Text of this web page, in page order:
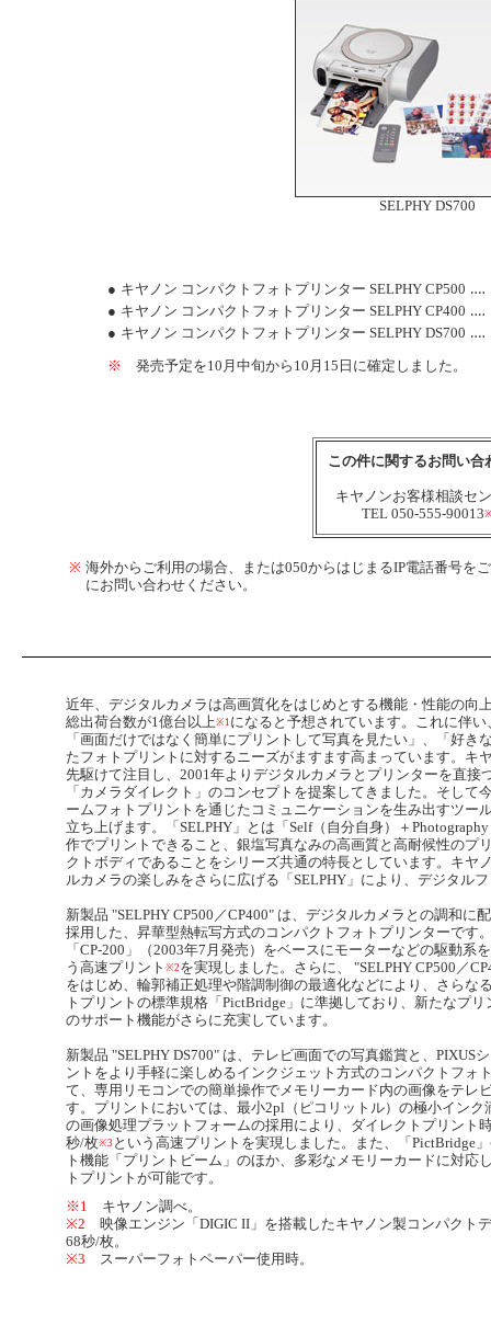
SELPHY DS700
● キヤノン コンパクトフォトプリンター SELPHY CP500 ‥‥
● キヤノン コンパクトフォトプリンター SELPHY CP400 ‥‥
● キヤノン コンパクトフォトプリンター SELPHY DS700 ‥‥
※
発売予定を10月中旬から10月15日に確定しました。
この件に関するお問い合
キヤノンお客様相談セ
TEL 050-555-90013
※ 海外からご利用の場合、または050からはじまるIP電話番号を
にお問い合わせください。
近年、デジタルカメラは高画質化をはじめとする機能・性能の向
総出荷台数が1億台以上※1 になると予想されています。これに伴
「画面だけではなく簡単にプリントして写真を見たい」、「好
たフォトプリントに対するニーズがますます高まっています。キ
先駆けて注目し、2001年よりデジタルカメラとプリンターを直接
「カメラダイレクト」のコンセプトを提案してきました。そし
ームフォトプリントを通じたコミュニケーションを生み出すツー
立ち上げます。「SELPHY」とは「Self（自分自身）＋
作でプリントできること、銀塩写真なみの高画質と高耐候性のプ
クトボディであることをシリーズ共通の特長としています。キヤ
ルカメラの楽しみをさらに広げる「SELPHY」により、デジタル
新製品 "SELPHY CP500／CP400" は、デジタルカメラとの調和
採用した、昇華型熱転写方式のコンパクトフォトプリンターです
「CP-200」（2003年7月発売）をベースにモーターなどの駆動
う高速プリント ※2 を実現しました。さらに、 "SELPHY CP500／
をはじめ、輪郭補正処理や階調制御の最適化などにより、さらな
トプリントの標準規格「PictBridge」に準拠しており、新たなプ
のサポート機能がさらに充実しています。
新製品 "SELPHY DS700" は、テレビ画面での写真鑑賞と、PIXUS
ントをより手軽に楽しめるインクジェット方式のコンパクトフォ
て、専用リモコンでの簡単操作でメモリーカード内の画像をテレ
す。プリントにおいては、最小2pl（ピコリットル）の極小イン
の画像処理プラットフォームの採用により、ダイレクトプリント
秒/枚※3 という高速プリントを実現しました。また、「PictBridge
ト機能「プリントビーム」のほか、多彩なメモリーカードに対応
トプリントが可能です。
※1 キヤノン調べ。
※2 映像エンジン「DIGIC II」を搭載したキヤノン製コンパクト
68秒/枚。
※3 スーパーフォトペーパー使用時。